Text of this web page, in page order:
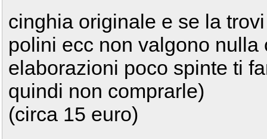
cinghia originale e se la
polini ecc non valgono
elaborazioni poco spinte ti
quindi non comprarle)
(circa 15 euro)